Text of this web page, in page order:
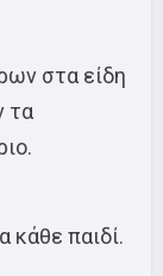
στα είδη
τα
κάθε παιδί.